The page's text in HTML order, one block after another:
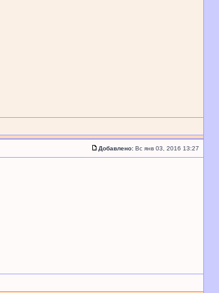
Добавлено: Вс янв 03, 2016 13:27